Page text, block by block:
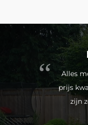
Alles
prijs
zijn